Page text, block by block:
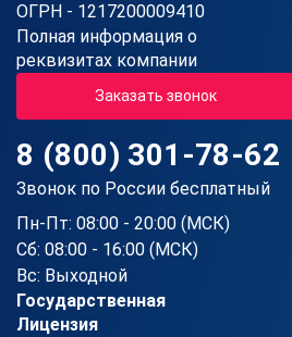
ОГРН - 1217200009410
Полная информация о
реквизитах компании
Заказать звонок
8 (800) 301-78-62
Звонок по России бесплатный
Пн-Пт: 08:00 - 20:00 (МСК)
Сб: 08:00 - 16:00 (МСК)
Вс: Выходной
Государственная
Лицензия